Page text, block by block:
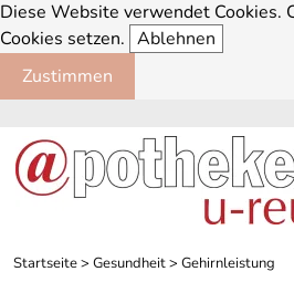
Diese Website verwendet Cookies.
Cookies setzen. Ablehnen
Zustimmen
Startseite> Gesundheit> Gehirnleistung